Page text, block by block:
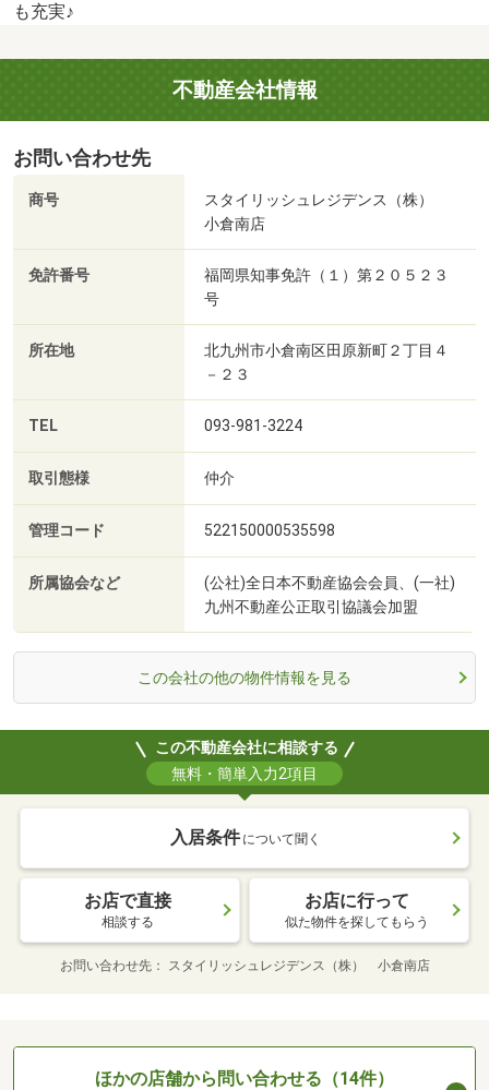
も充実♪
不動産会社情報
お問い合わせ先
商号
スタイリッシュレジデンス（株）
小倉南店
免許番号
福岡県知事免許（１）第２０５２３
号
所在地
北九州市小倉南区田原新町２丁目４
－２３
TEL 093-981-3224
取引態様 仲介
管理コード 522150000535598
所属協会など
(公社)全日本不動産協会会員、(一社)
九州不動産公正取引協議会加盟
この会社の他の物件情報を見る
この不動産会社に相談する
無料・簡単入力2項目
入居条件 について聞く
お店で直接
相談する
お店に行って
似た物件を探してもらう
お問い合わせ先 スタイリッシュレジデンス（株） 小倉南店
ほかの店舗から問い合わせる（14件）